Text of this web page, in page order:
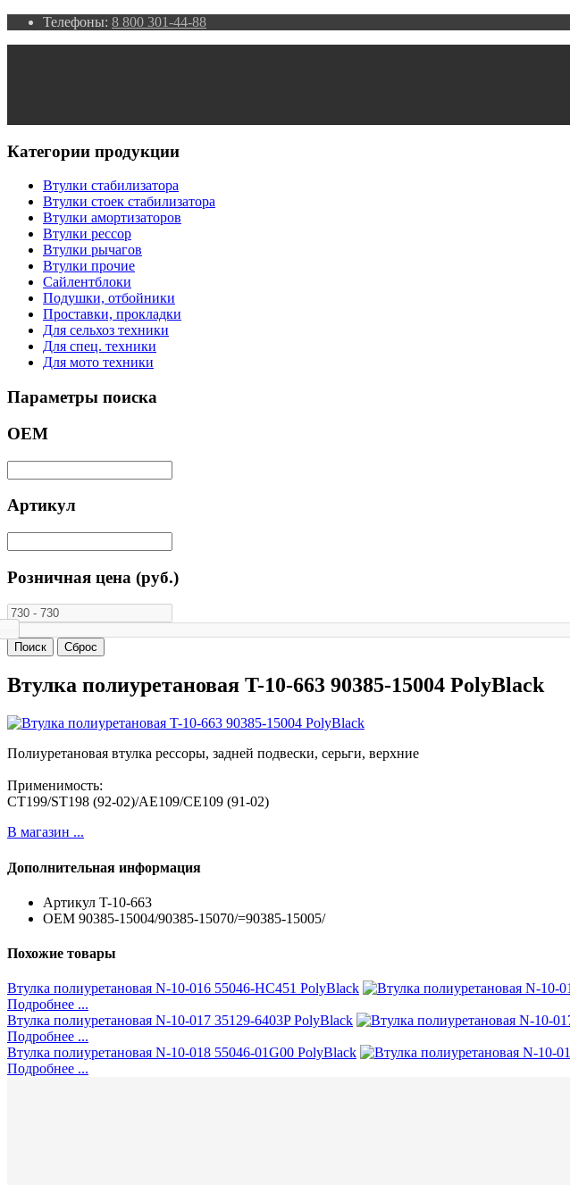
Телефоны: 8 800 301-44-88
Категории продукции
Втулки стабилизатора
Втулки стоек стабилизатора
Втулки амортизаторов
Втулки рессор
Втулки рычагов
Втулки прочие
Сайлентблоки
Подушки, отбойники
Проставки, прокладки
Для сельхоз техники
Для спец. техники
Для мото техники
Параметры поиска
ОЕМ
Артикул
Розничная цена (руб.)
Втулка полиуретановая T-10-663 90385-15004 PolyBlack
Полиуретановая втулка рессоры, задней подвески, серьги, верхние
Применимость:
CT199/ST198 (92-02)/AE109/CE109 (91-02)
В магазин ...
Дополнительная информация
Артикул T-10-663
ОЕМ 90385-15004/90385-15070/=90385-15005/
Похожие товары
Втулка полиуретановая N-10-016 55046-HC451 PolyBlack
Подробнее ...
Втулка полиуретановая N-10-017 35129-6403P PolyBlack
Подробнее ...
Втулка полиуретановая N-10-018 55046-01G00 PolyBlack
Подробнее ...